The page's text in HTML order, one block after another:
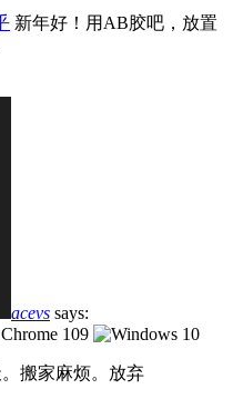
新年好！用AB胶吧，放置
acevs says:
搬家麻烦。放弃